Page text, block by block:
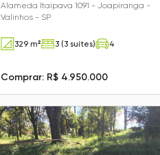
Alameda Itaipava 1091 - Joapiranga -
Valinhos - SP
329 m² 3 (3 suítes) 4
Comprar: R$ 4.950.000